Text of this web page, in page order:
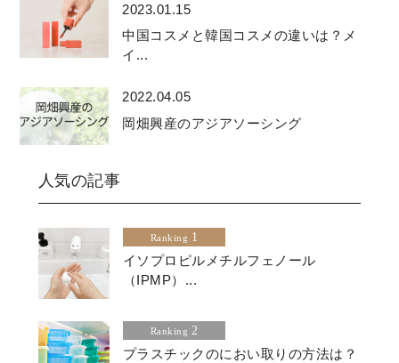
2023.01.15
中国コスメと韓国コスメの違いは？メ
イ...
2022.04.05
岡畑興産のアジアソーシング
人気の記事
Ranking 1
イソプロピルメチルフェノール
（IPMP）...
Ranking 2
プラスチックのにおい取りの方法は？